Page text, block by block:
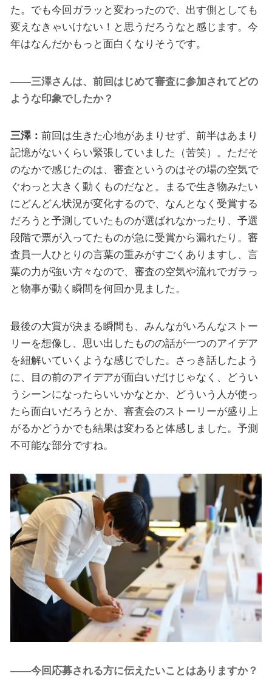
た。でも今回ガラッと変わったので、出す側としても
変えなきゃいけない！と思うだろうなと感じます。今
年はなんだかもっと面白くなりそうです。
――三澤さんは、前回はじめて審査に参加されてどの
ような印象でしたか？
三澤： 前回は生きた心地があまりせず、前半はあまり
記憶がないくらい緊張していました（苦笑）。ただそ
のなかで感じたのは、審査というのはその場の空気で
ぐわっと大きく動くものだなと。まるで生き物みたい
にどんどん状況が変化するので、なんとなく受賞する
だろうと予測していたものが選ばれなかったり、予選
段階で票が入ってたものが急に受賞から漏れたり。審
査員一人ひとりの言葉の重みがすごくありますし、言
葉の力が強い方々なので、審査の空気や流れでガラっ
と物事が動く瞬間を何回か見ました。
最後の大賞が決まる瞬間も、みんながいろんなストー
リーを想像し、思い出したものの話が一つのアイデア
を紐解いていくような感じでした。さっき話したよう
に、目の前のアイデアが面白いだけじゃなく、どうい
うシーンになったらいいかなとか、どういう人が使っ
たら面白いだろうとか、審査会のストーリーが盛り上
がるかどうかでも結果は変わると体感しました。予測
不可能な部分ですね。
――今回応募される方に伝えたいことはありますか？